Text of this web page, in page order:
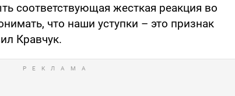
соответствующая жесткая реакция во
что наши уступки – это признак
Кравчук.